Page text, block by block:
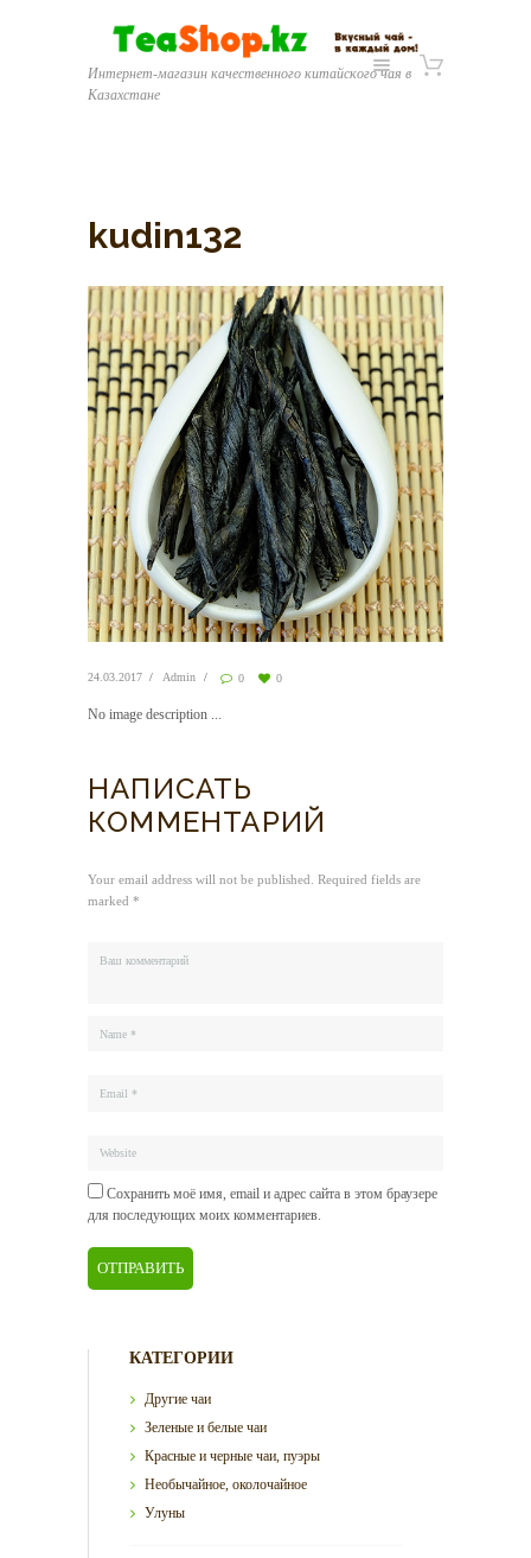
Интернет-магазин качественного китайского чая в
Казахстане
kudin132
24.03.2017 Admin 0 0
No image description ...
НАПИСАТЬ
КОММЕНТАРИЙ
Your email address will not be published. Required fields are
marked *
Сохранить моё имя, email и адрес сайта в этом браузере
для последующих моих комментариев.
КАТЕГОРИИ
Другие чаи
Зеленые и белые чаи
Красные и черные чаи, пуэры
Необычайное, околочайное
Улуны